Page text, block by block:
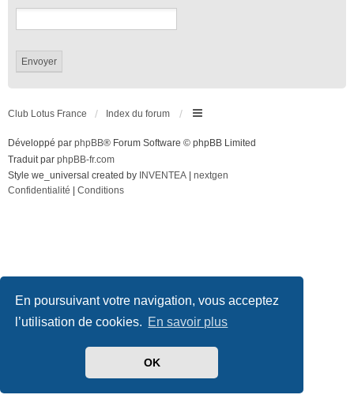
En poursuivant votre navigation, vous acceptez
l’utilisation de cookies. En savoir plus
OK
Club Lotus France Index du forum
Développé par phpBB® Forum Software © phpBB Limited
Traduit par phpBB-fr.com
Style we_universal created by INVENTEA
nextgen
Confidentialité
Conditions